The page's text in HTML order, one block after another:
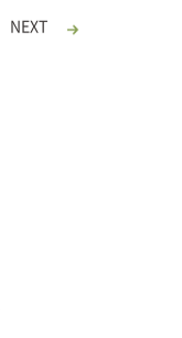
NEXT